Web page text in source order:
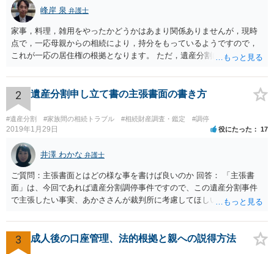
峰岸 泉 弁護士
家事，料理，雑用をやったかどうかはあまり関係ありませんが，現時
点で，一応母親からの相続により，持分をもっているようですので，
これが一応の居住権の根拠となります。 ただ，遺産分割により，母の
2 遺産分割申し立て書の主張書面の書き方
#遺産分割 #家族間の相続トラブル #相続財産調査・鑑定 #調停
2019年1月29日 役にたった 17
井澤 わかな 弁護士
ご質問：主張書面とはどの様な事を書けば良いのか 回答： 「主張書
面」は、今回であれば遺産分割調停事件ですので、この遺産分割事件
で主張したい事実、あかささんが裁判所に考慮してほしいと思う、亡
ります。 もし、主張したい事実や考慮してほしい事情に関連して
資料を持っているようであれば、主張書面とは別で提出できます。も
し、お姉さんに見られたくないような資料がある場合、「非開示の希
3 成人後の口座管理、法的根拠と親への説得方法